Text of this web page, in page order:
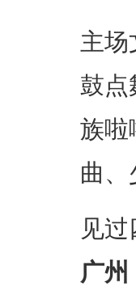
主场
鼓点
族
曲
见
广